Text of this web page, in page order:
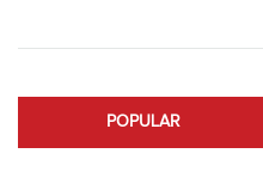
POPULAR